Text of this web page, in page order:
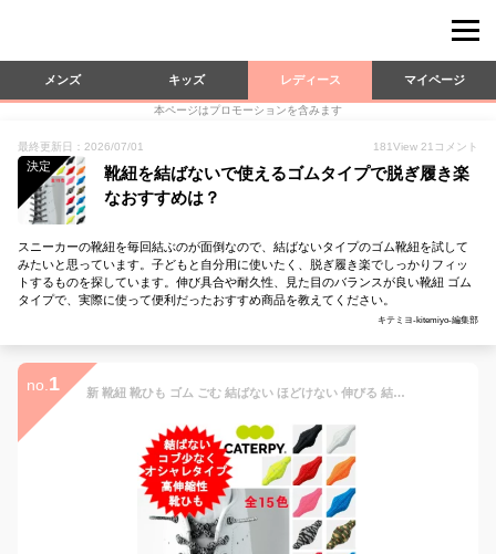
メンズ キッズ レディース マイページ
本ページはプロモーションを含みます
最終更新日：2026/07/01 181View 21 コメント
決定
靴紐を結ばないで使えるゴムタイプで脱ぎ履き楽
なおすすめは？
スニーカーの靴紐を毎回結ぶのが面倒なので、結ばないタイプのゴム靴紐を試して
みたいと思っています。子どもと自分用に使いたく、脱ぎ履き楽でしっかりフィッ
トするものを探しています。伸び具合や耐久性、見た目のバランスが良い靴紐 ゴム
タイプで、実際に使って便利だったおすすめ商品を教えてください。
キテミヨ-kitemiyo-編集部
no. 1 新 靴紐 靴ひも ゴム ごむ 結ばない ほどけない 伸びる 結ばない靴紐 AIR CATERPY エアキャタピー キャタピラン むすばない くつひも キッズ ジュニア 子供用 大人 結ばない靴紐 55cm 70cm キャラピー サッカー スニーカー スポーツ おしゃれ 可愛い 柄 スパイク 送料無料